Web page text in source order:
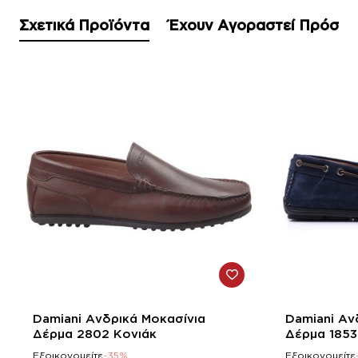
Σχετικά Προϊόντα Έχουν Αγοραστεί
-35%
Damiani Ανδρικά Μοκασίνια
Δέρμα 2802 Κονιάκ
Εξοικονομείτε-35%
-38%
Damiani
Δέρμα
Εξοικονομείτε